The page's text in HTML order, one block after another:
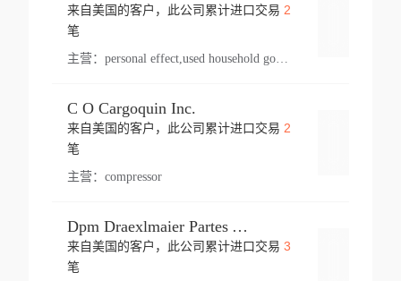
来自美国的客户，此公司累计进口交易 2
笔
主营： personal effect,used household goods
C O Cargoquin Inc.
来自美国的客户，此公司累计进口交易 2
笔
主营： compressor
Dpm Draexlmaier Partes Automotrices Corr Ind Huejotzingo
来自美国的客户，此公司累计进口交易 3
笔